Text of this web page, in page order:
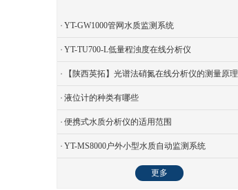
- YT-F800浮标水质监测系统
YT-GW1000管网水质监测系统
YT-TU700-L低量程浊度在线分析仪
【陕西英拓】光谱法硝氮在线分析仪的测量原理
液位计的种类有哪些
便携式水质分析仪的适用范围
YT-MS8000户外小型水质自动监测系统
更多